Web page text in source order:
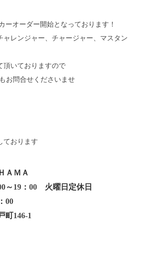
オーダー開始となっております！
ャレンジャー、チャージャー、マスタン
頂いておりますので
お問合せくださいませ
ております
ＡＭＡ
～19： 00火曜日定休日
00
町146-1